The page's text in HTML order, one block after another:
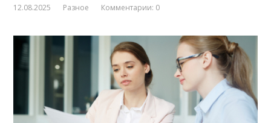
12.08.2025 Разное Комментарии: 0